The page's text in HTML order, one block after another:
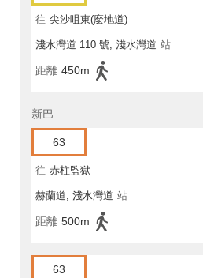
往 尖沙咀東(麼地道)
淺水灣道 110 號, 淺水灣道 站
距離 450m
新巴
63
往 赤柱監獄
赫蘭道, 淺水灣道 站
距離 500m
63